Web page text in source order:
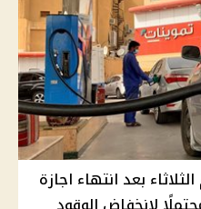
بعد انتهاء اجازة